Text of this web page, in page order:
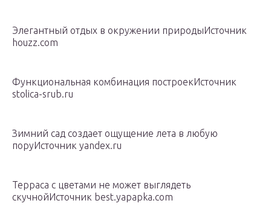
Элегантный отдых в окружении природыИсточник
houzz.com
Функциональная комбинация построекИсточник
stolica-srub.ru
Зимний сад создает ощущение лета в любую
поруИсточник yandex.ru
Терраса с цветами не может выглядеть
скучнойИсточник best.yapapka.com